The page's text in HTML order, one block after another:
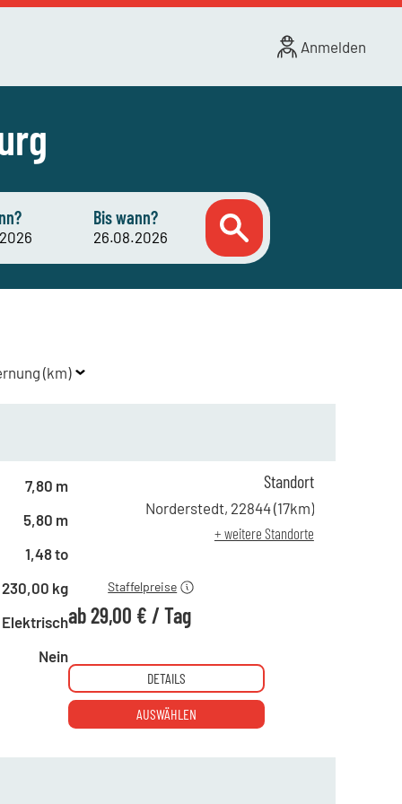
Anmelden
Bis wann?
(km)
7,80 m
5,80 m
1,48 to
230,00 kg
Elektrisch
Nein
ab 5 Tagen
45,00 €
ab 15 Tagen
ab 21 Tagen
Staffelpreise
ab29,00 € /Tag
Standort
Norderstedt, 22844(17km)
+ weitere Standorte
DETAILS
AUSWÄHLEN